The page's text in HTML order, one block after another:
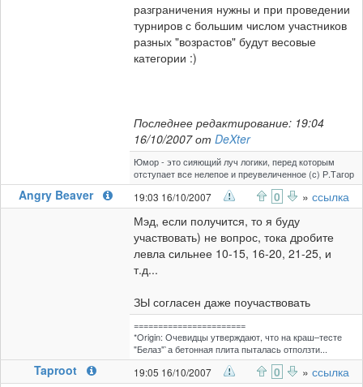
разграничения нужны и при проведении
турниров с большим числом участников
разных "возрастов" будут весовые
категории :)
Последнее редактирование: 19:04
16/10/2007 от DeXter
Юмор - это сияющий луч логики, перед которым
отступает все нелепое и преувеличенное (с) Р.Тагор
Angry Beaver 19:03 16/10/2007 0 » ссылка
Мэд, если получится, то я буду
участвовать) не вопрос, тока дробите
левла сильнее 10-15, 16-20, 21-25, и
т.д...
ЗЫ согласен даже поучаствовать
=======================
*Origin: Очевидцы утверждают, что на краш–тесте
"Белаз"`а бетонная плита пыталась отползти...
Taproot 19:05 16/10/2007 0 » ссылка